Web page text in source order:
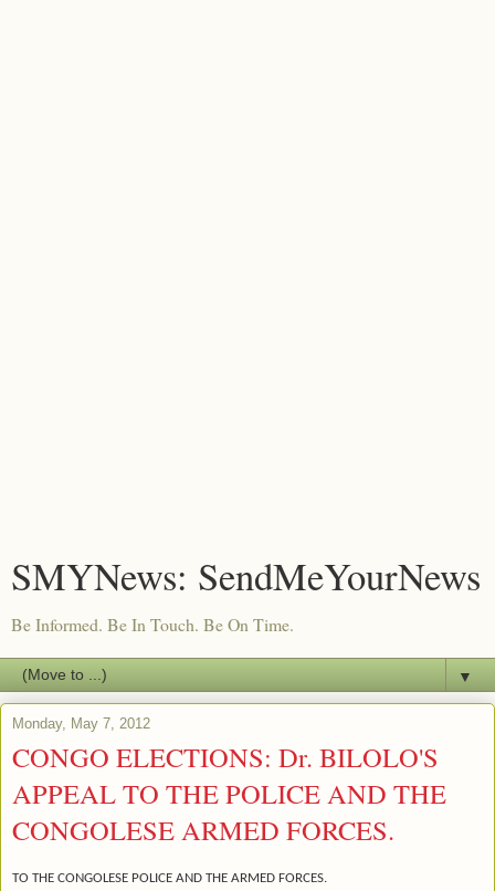
SMYNews: SendMeYourNews
Be Informed. Be In Touch. Be On Time.
▼
Monday, May 7, 2012
CONGO ELECTIONS: Dr. BILOLO'S
APPEAL TO THE POLICE AND THE
CONGOLESE ARMED FORCES.
TO THE CONGOLESE POLICE AND THE ARMED FORCES.